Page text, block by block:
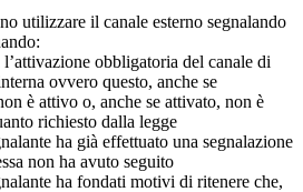
utilizzare il canale esterno segnalando
obbligatoria del canale di
ovvero questo, anche se
è attivo o, anche se attivato, non è
richiesto dalla legge
ha già effettuato una segnalazione
non ha avuto seguito
ha fondati motivi di ritenere che,